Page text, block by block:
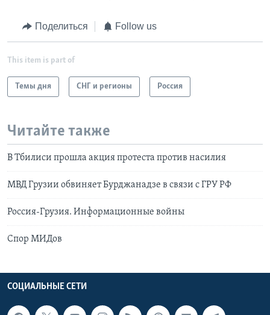
Поделиться Follow us
This item is part of
Темы дня СНГ и регионы Россия
Читайте также
В Тбилиси прошла акция протеста против насилия
МВД Грузии обвиняет Бурджанадзе в связи с ГРУ РФ
Россия-Грузия. Информационные войны
Спор МИДов
СОЦИАЛЬНЫЕ СЕТИ